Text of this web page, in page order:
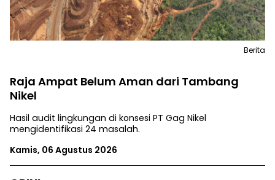
Raja Ampat Belum Aman dari Tambang
Nikel
Hasil audit lingkungan di konsesi PT Gag Nikel
mengidentifikasi 24 masalah.
Kamis, 06 Agustus 2026
Berita